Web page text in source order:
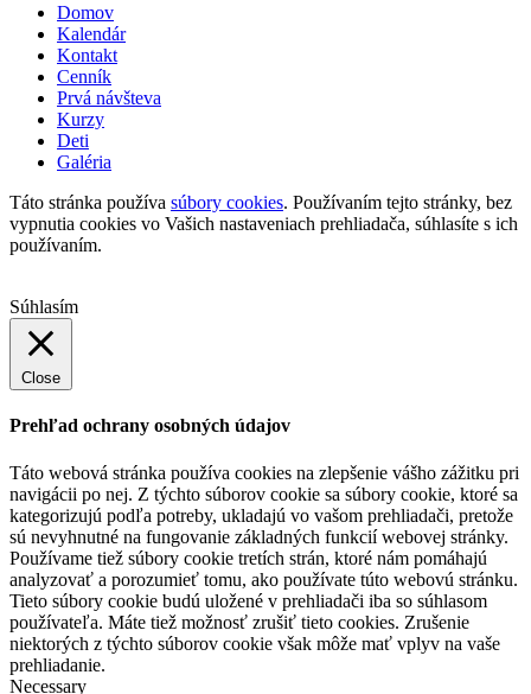
Domov
Kalendár
Kontakt
Cenník
Prvá návšteva
Kurzy
Deti
Galéria
Táto stránka používa súbory cookies. Používaním tejto stránky, bez
vypnutia cookies vo Vašich nastaveniach prehliadača, súhlasíte s ich
používaním.
Súhlasím
Close
Prehľad ochrany osobných údajov
Táto webová stránka používa cookies na zlepšenie vášho zážitku pri
navigácii po nej. Z týchto súborov cookie sa súbory cookie, ktoré sa
kategorizujú podľa potreby, ukladajú vo vašom prehliadači, pretože
sú nevyhnutné na fungovanie základných funkcií webovej stránky.
Používame tiež súbory cookie tretích strán, ktoré nám pomáhajú
analyzovať a porozumieť tomu, ako používate túto webovú stránku.
Tieto súbory cookie budú uložené v prehliadači iba so súhlasom
používateľa. Máte tiež možnosť zrušiť tieto cookies. Zrušenie
niektorých z týchto súborov cookie však môže mať vplyv na vaše
prehliadanie.
Necessary